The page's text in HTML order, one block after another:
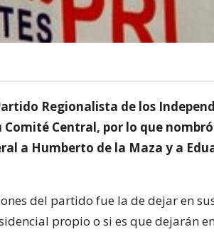
Regionalista de los
Central, por lo que
a Humberto de la Maza y a
del partido fue la de dejar en
propio o si es que dejarán